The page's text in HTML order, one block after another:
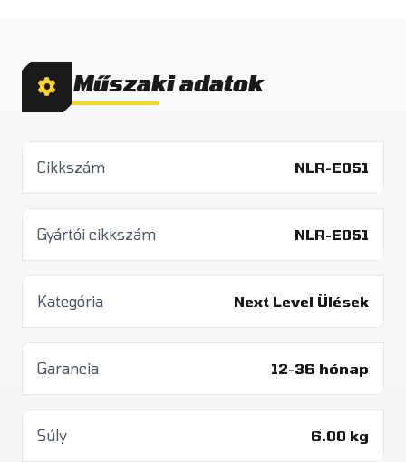
Műszaki adatok
Cikkszám NLR-E051
Gyártói cikkszám NLR-E051
Kategória Next Level Ülések
Garancia 12-36 hónap
Súly 6.00 kg